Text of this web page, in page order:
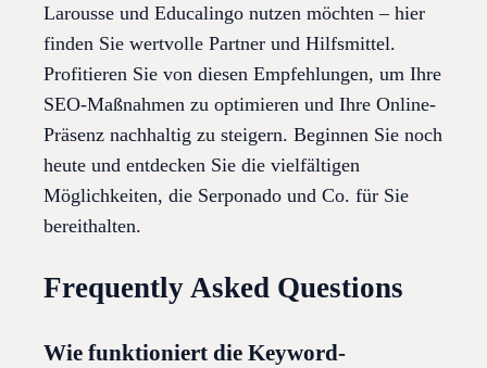
Larousse und Educalingo nutzen möchten – hier
finden Sie wertvolle Partner und Hilfsmittel.
Profitieren Sie von diesen Empfehlungen, um Ihre
SEO-Maßnahmen zu optimieren und Ihre Online-
Präsenz nachhaltig zu steigern. Beginnen Sie noch
heute und entdecken Sie die vielfältigen
Möglichkeiten, die Serponado und Co. für Sie
bereithalten.
Frequently Asked Questions
Wie funktioniert die Keyword-